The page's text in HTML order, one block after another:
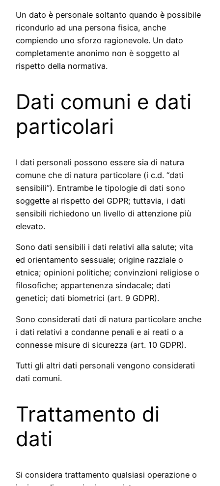
Un dato è personale soltanto quando è possibile
ricondurlo ad una persona fisica, anche
compiendo uno sforzo ragionevole. Un dato
completamente anonimo non è soggetto al
rispetto della normativa.
Dati comuni e dati
particolari
I dati personali possono essere sia di natura
comune che di natura particolare (i c.d. “dati
sensibili”). Entrambe le tipologie di dati sono
soggette al rispetto del GDPR; tuttavia, i dati
sensibili richiedono un livello di attenzione più
elevato.
Sono dati sensibili i dati relativi alla salute; vita
ed orientamento sessuale; origine razziale o
etnica; opinioni politiche; convinzioni religiose o
filosofiche; appartenenza sindacale; dati
genetici; dati biometrici (art. 9 GDPR).
Sono considerati dati di natura particolare anche
i dati relativi a condanne penali e ai reati o a
connesse misure di sicurezza (art. 10 GDPR).
Tutti gli altri dati personali vengono considerati
dati comuni.
Trattamento di
dati
Si considera trattamento qualsiasi operazione o